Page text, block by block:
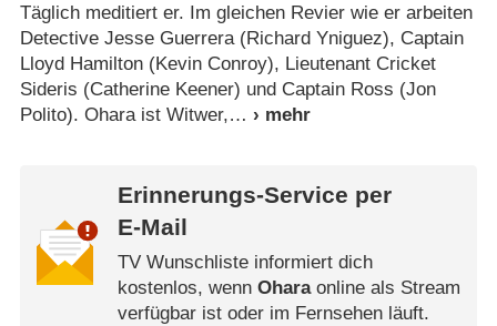
Täglich meditiert er. Im gleichen Revier wie er arbeiten
Detective Jesse Guerrera (Richard Yniguez), Captain
Lloyd Hamilton (Kevin Conroy), Lieutenant Cricket
Sideris (Catherine Keener) und Captain Ross (Jon
Polito). Ohara ist Witwer,
Erinnerungs-Service per
E-Mail
TV Wunschliste informiert dich
kostenlos, wenn Oharaonline als Stream
verfügbar ist oder im Fernsehen läuft.